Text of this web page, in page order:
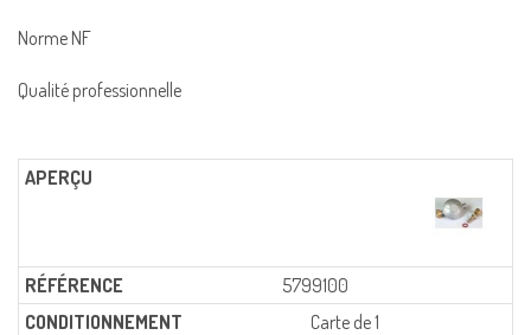
Norme NF
Qualité professionnelle
5799100
Carte de 1